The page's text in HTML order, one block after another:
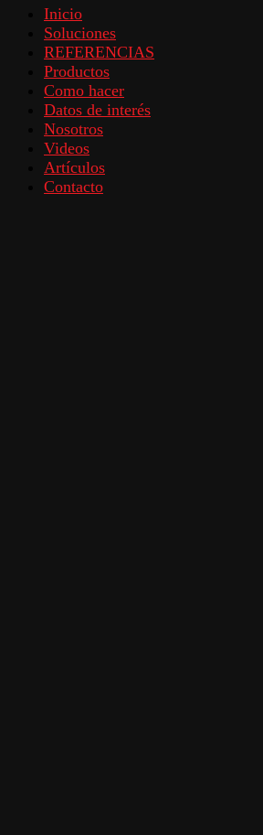
Inicio
Soluciones
REFERENCIAS
Productos
Como hacer
Datos de interés
Nosotros
Videos
Artículos
Contacto